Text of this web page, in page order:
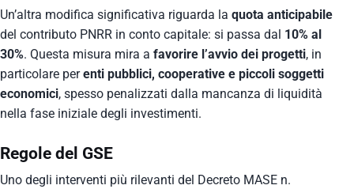
Un’altra modifica significativa riguarda la quota anticipabile
del contributo PNRR in conto capitale: si passa dal 10% al
30%. Questa misura mira a favorire l’avvio dei progetti, in
particolare perenti pubblici, cooperative e piccoli soggetti
economici, spesso penalizzati dalla mancanza di liquidità
nella fase iniziale degli investimenti.
Regole del GSE
Uno degli interventi più rilevanti del Decreto MASE n.